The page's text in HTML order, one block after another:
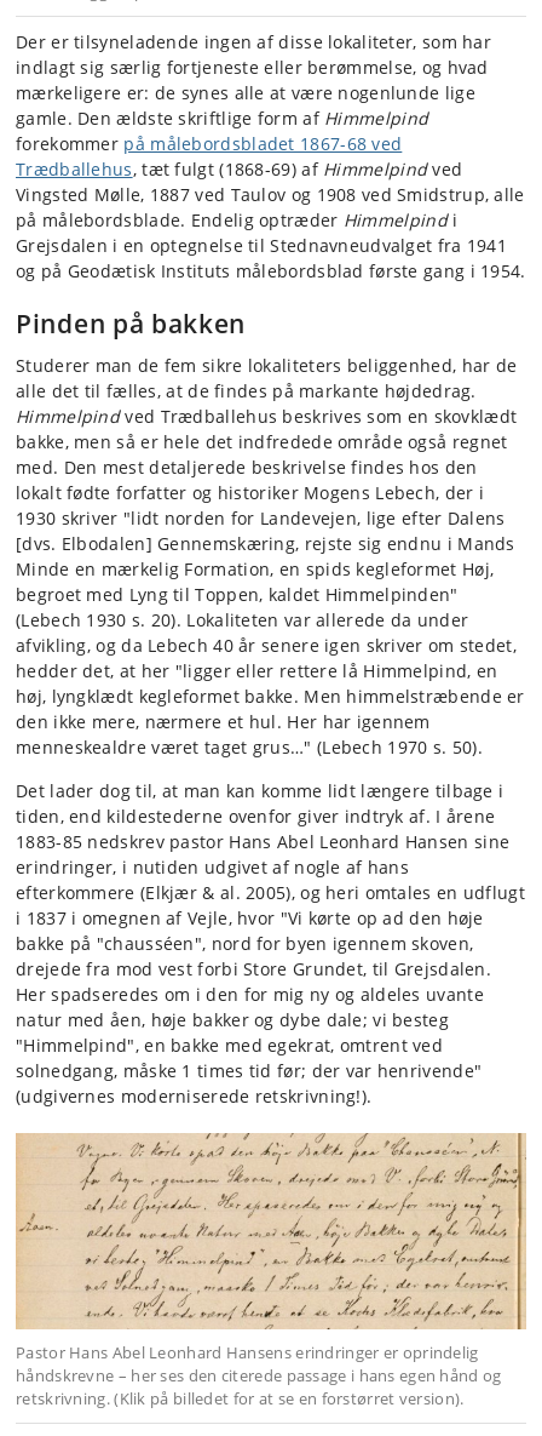
Der er tilsyneladende ingen af disse lokaliteter, som har
indlagt sig særlig fortjeneste eller berømmelse, og hvad
mærkeligere er: de synes alle at være nogenlunde lige
gamle. Den ældste skriftlige form af Himmelpind
forekommer på målebordsbladet 1867-68 ved
Trædballehus, tæt fulgt (1868-69) af Himmelpindved
Vingsted Mølle, 1887 ved Taulov og 1908 ved Smidstrup, alle
på målebordsblade. Endelig optræder Himmelpindi
Grejsdalen i en optegnelse til Stednavneudvalget fra 1941
og på Geodætisk Instituts målebordsblad første gang i 1954.
Pinden på bakken
Studerer man de fem sikre lokaliteters beliggenhed, har de
alle det til fælles, at de findes på markante højdedrag.
Himmelpindved Trædballehus beskrives som en skovklædt
bakke, men så er hele det indfredede område også regnet
med. Den mest detaljerede beskrivelse findes hos den
lokalt fødte forfatter og historiker Mogens Lebech, der i
1930 skriver "lidt norden for Landevejen, lige efter Dalens
[dvs. Elbodalen] Gennemskæring, rejste sig endnu i Mands
Minde en mærkelig Formation, en spids kegleformet Høj,
begroet med Lyng til Toppen, kaldet Himmelpinden"
(Lebech 1930 s. 20). Lokaliteten var allerede da under
afvikling, og da Lebech 40 år senere igen skriver om stedet,
hedder det, at her "ligger eller rettere lå Himmelpind, en
høj, lyngklædt kegleformet bakke. Men himmelstræbende er
den ikke mere, nærmere et hul. Her har igennem
menneskealdre været taget grus…" (Lebech 1970 s. 50).
Det lader dog til, at man kan komme lidt længere tilbage i
tiden, end kildestederne ovenfor giver indtryk af. I årene
1883-85 nedskrev pastor Hans Abel Leonhard Hansen sine
erindringer, i nutiden udgivet af nogle af hans
efterkommere (Elkjær & al. 2005), og heri omtales en udflugt
i 1837 i omegnen af Vejle, hvor "Vi kørte op ad den høje
bakke på "chausséen", nord for byen igennem skoven,
drejede fra mod vest forbi Store Grundet, til Grejsdalen.
Her spadseredes om i den for mig ny og aldeles uvante
natur med åen, høje bakker og dybe dale; vi besteg
"Himmelpind", en bakke med egekrat, omtrent ved
solnedgang, måske 1 times tid før; der var henrivende"
(udgivernes moderniserede retskrivning!).
Pastor Hans Abel Leonhard Hansens erindringer er oprindelig
håndskrevne – her ses den citerede passage i hans egen hånd og
retskrivning. (Klik på billedet for at se en forstørret version).